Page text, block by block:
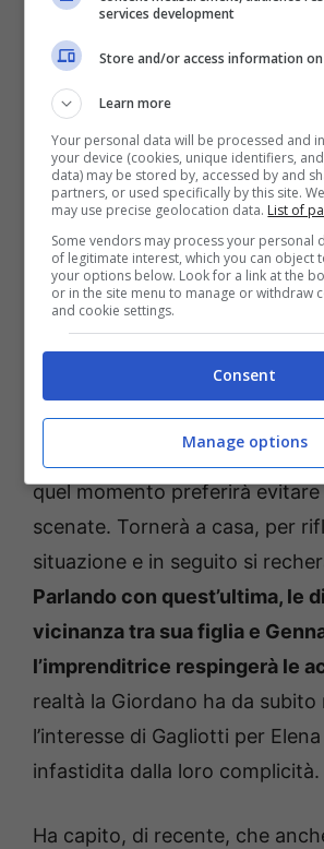
vedrà in un ristorante accanto
Un posto al sole, spoiler giugno:
Gennaro non può più mentire (Foto Rai
Noterà subito quanto i due
quel momento preferirà
scenate. Tornerà a casa, per
situazione e in seguito si
Parlando con quest’ultima, le
vicinanza tra sua figlia e
l’imprenditrice respingerà le
realtà la Giordano ha da
l’interesse di Gagliotti per
infastidita dalla loro complicità.
Ha capito, di recente, che
services development
Store and/or access information on
Learn more
Your personal data will be processed and
your device (cookies, unique identifiers,
data) may be stored by, accessed by and
partners, or used specifically by this site.
may use precise geolocation data. List of
Some vendors may process your personal
of legitimate interest, which you can object
your options below. Look for a link at the
or in the site menu to manage or withdraw
and cookie settings.
Consent
Manage options